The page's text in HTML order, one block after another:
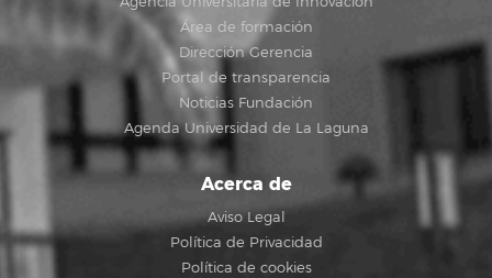
Área de formación
Dirección Gerencia
Portal de transparencia
Noticias Fundación
Agenda Universidad de La Laguna
Acerca de
Aviso Legal
Política de Privacidad
Política de cookies